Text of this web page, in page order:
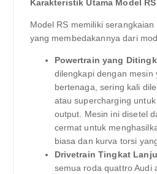
Karakteristik Utama Model RS
Model RS memiliki
yang membedakannya dari
Powertrain yang
dilengkapi dengan mesin
bertenaga, sering kali
atau supercharging
output. Mesin ini disetel
cermat untuk
biasa dan kurva torsi
Drivetrain Tingkat
semua roda quattro Audi